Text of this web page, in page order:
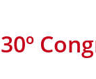
30º